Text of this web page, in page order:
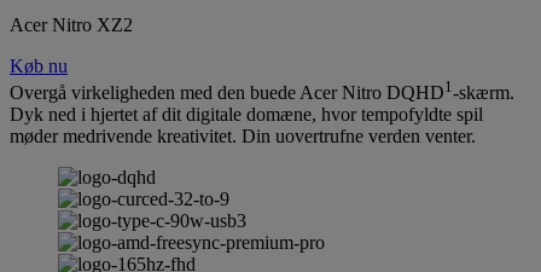
Acer Nitro XZ2
Køb nu
Overgå virkeligheden med den buede Acer Nitro DQHD1 -skærm.
Dyk ned i hjertet af dit digitale domæne, hvor tempofyldte spil
møder medrivende kreativitet. Din uovertrufne verden venter.